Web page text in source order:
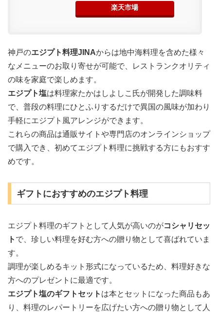
楽天市場
神戸のエジプト料理JINAからは地中海料理を含めた様々
なメニューのお取り寄せが可能で、レストランクオリティ
の味を家庭で楽しめます。
エジプト塩は料理家たかはしよしこ氏が開発した調味料
で、普段の料理にひとふりするだけで異国の風味が加わり
手軽にエジプト風アレンジができます。
これらの商品は通販サイトや専門店のオンラインショップ
で購入でき、初めてエジプト料理に挑戦する方にもおすす
めです。
ギフトにおすすめのエジプト料理
エジプト料理のギフトとして人気が高いのがコシャリセッ
ト で、珍しい料理を好む方への贈り物として喜ばれていま
す。
調理が楽しめるキット形式になっているため、料理好きな
方へのプレゼントに最適です。
エジプト塩のギフトセット は本とセットになった商品もあ
り、料理のレパートリーを広げたい方への贈り物として人